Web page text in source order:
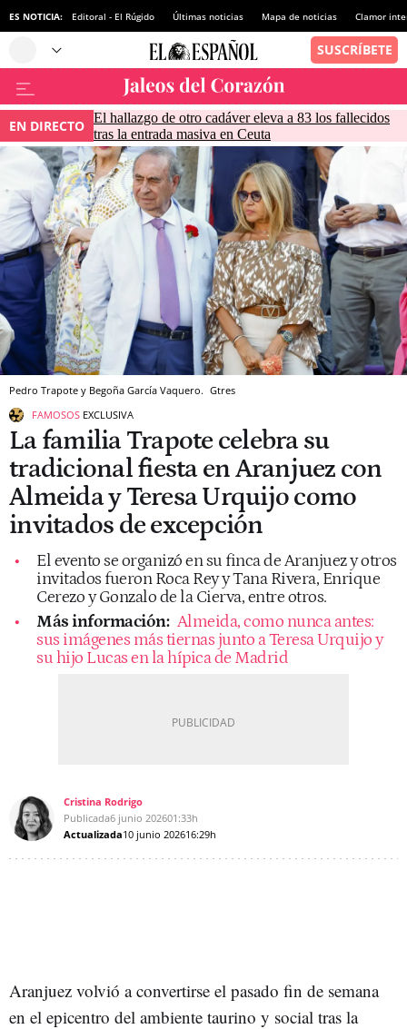
ES NOTICIA: Editoral - El Rúgido Últimas noticias Mapa de noticias Clamor
EN DIRECTO El hallazgo de otro cadáver eleva a 83 los fallecidos
tras la entrada masiva en Ceuta
Pedro Trapote y Begoña García Vaquero. Gtres
FAMOSOS EXCLUSIVA
La familia Trapote celebra su
tradicional fiesta en Aranjuez con
Almeida y Teresa Urquijo como
invitados de excepción
El evento se organizó en su finca de Aranjuez y otros
invitados fueron Roca Rey y Tana Rivera, Enrique
Cerezo y Gonzalo de la Cierva, entre otros.
Más información: Almeida, como nunca antes:
sus imágenes más tiernas junto a Teresa Urquijo y
su hijo Lucas en la hípica de Madrid
Cristina Rodrigo
Publicada6 junio 202601:33h
Actualizada10 junio 202616:29h
Aranjuez volvió a convertirse el pasado fin de semana
en el epicentro del ambiente taurino y social tras la